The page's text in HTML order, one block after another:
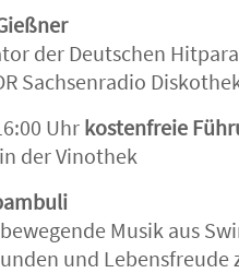
der Deutschen
Sachsenradio
Uhr kostenfreie
der Vinothek
Musik aus
und